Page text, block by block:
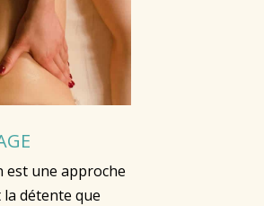
est une approche
détente que